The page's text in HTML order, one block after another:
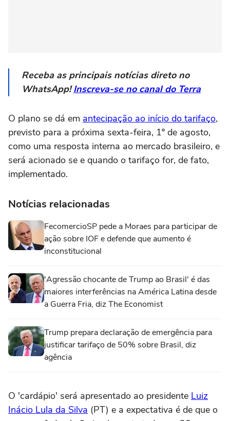
Receba as principais notícias direto no
WhatsApp!Inscreva-se no canal do Terra
O plano se dá em antecipação ao início do tarifaço,
previsto para a próxima sexta-feira, 1º de agosto,
como uma resposta interna ao mercado brasileiro, e
será acionado se e quando o tarifaço for, de fato,
implementado.
Notícias relacionadas
FecomercioSP pede a Moraes para participar de
ação sobre IOF e defende que aumento é
inconstitucional
'Agressão chocante de Trump ao Brasil' é das
maiores interferências na América Latina desde
a Guerra Fria, diz The Economist
Trump prepara declaração de emergência para
justificar tarifaço de 50% sobre Brasil, diz
agência
O 'cardápio' será apresentado ao presidente Luiz
Inácio Lula da Silva (PT) e a expectativa é de que o